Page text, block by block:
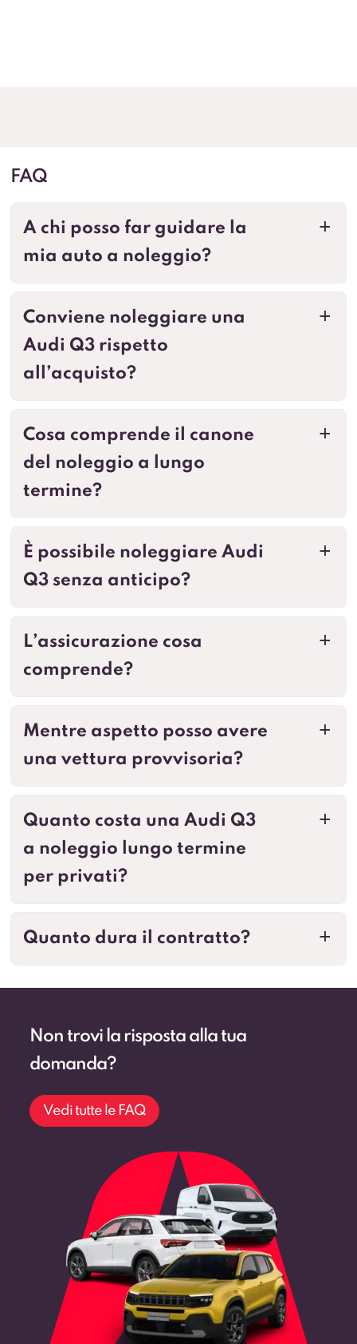
FAQ
a
A chi posso far guidare la
mia auto a noleggio?
a
Conviene noleggiare una
Audi Q3 rispetto
all’acquisto?
a
Cosa comprende il canone
del noleggio a lungo
termine?
a
È possibile noleggiare Audi
Q3 senza anticipo?
a
L’assicurazione cosa
comprende?
a
Mentre aspetto posso avere
una vettura provvisoria?
a
Quanto costa una Audi Q3
a noleggio lungo termine
per privati?
a
Quanto dura il contratto?
Non trovi la risposta alla tua
domanda?
Vedi tutte le FAQ